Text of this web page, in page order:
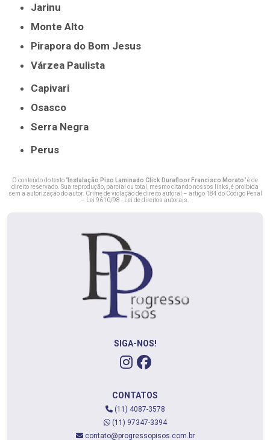
Jarinu
Monte Alto
Pirapora do Bom Jesus
Várzea Paulista
Capivari
Osasco
Serra Negra
Perus
O conteúdo do texto " Instalação Piso Laminado Click Durafloor Francisco Morato" é de
direito reservado. Sua reprodução, parcial ou total, mesmo citando nossos links, é proibida
sem a autorização do autor. Crime de violação de direito autoral – artigo 184 do Código Penal
–
Lei 9610/98 - Lei de direitos autorais
SIGA-NOS!
CONTATOS
(11) 4087-3578
(11) 97347-3394
contato@progressopisos.com.br